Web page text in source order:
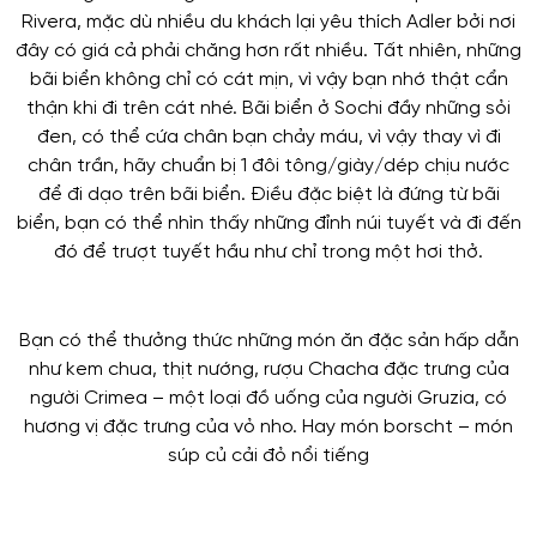
Rivera, mặc dù nhiều du khách lại yêu thích Adler bởi nơi
đây có giá cả phải chăng hơn rất nhiều. Tất nhiên, những
bãi biển không chỉ có cát mịn, vì vậy bạn nhớ thật cẩn
thận khi đi trên cát nhé. Bãi biển ở Sochi đầy những sỏi
đen, có thể cứa chân bạn chảy máu, vì vậy thay vì đi
chân trần, hãy chuẩn bị 1 đôi tông/giày/dép chịu nước
để đi dạo trên bãi biển. Điều đặc biệt là đứng từ bãi
biển, bạn có thể nhìn thấy những đỉnh núi tuyết và đi đến
đó để trượt tuyết hầu như chỉ trong một hơi thở.
Bạn có thể thưởng thức những món ăn đặc sản hấp dẫn
như kem chua, thịt nướng, rượu Chacha đặc trưng của
người Crimea – một loại đồ uống của người Gruzia, có
hương vị đặc trưng của vỏ nho. Hay món borscht – món
súp củ cải đỏ nổi tiếng